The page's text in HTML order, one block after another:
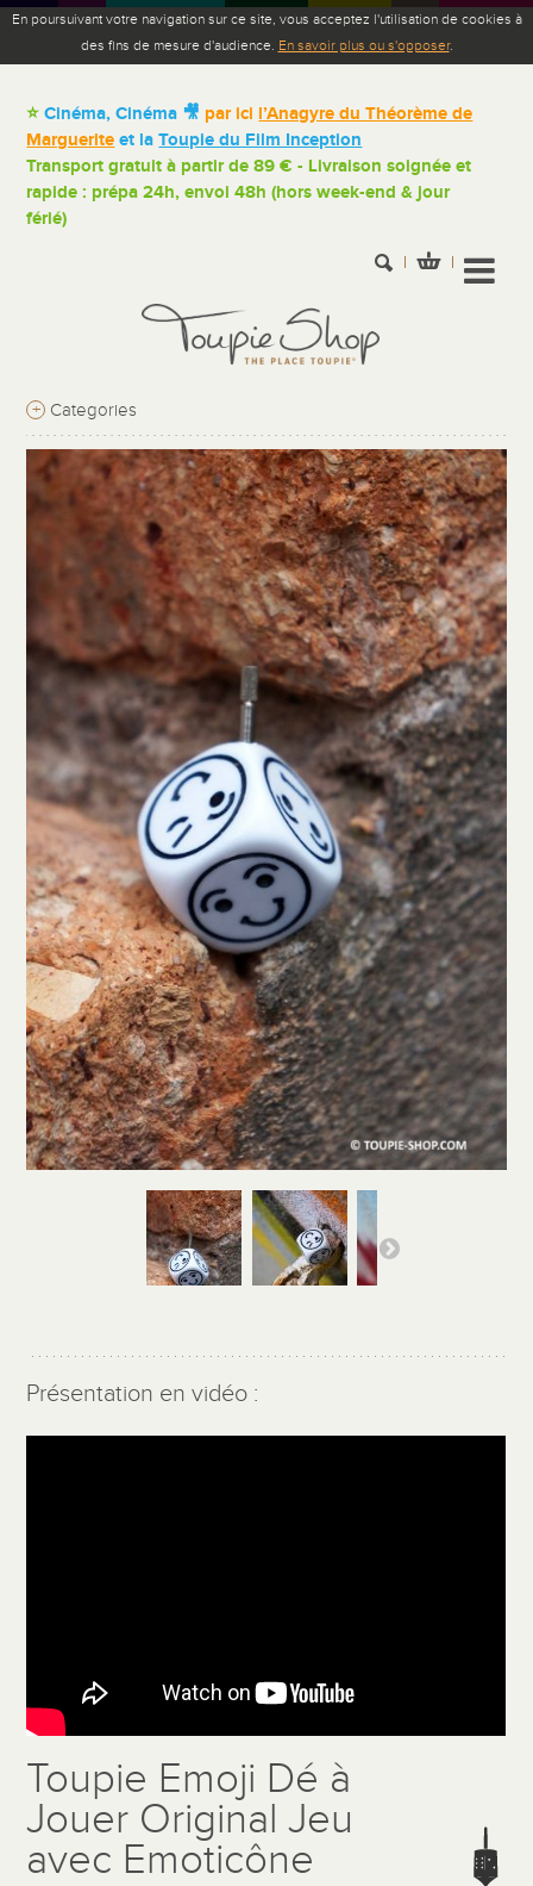
En poursuivant votre navigation sur ce site, vous acceptez l'utilisation de cookies à
des fins de mesure d'audience. En savoir plus ou s'opposer.
⭐Cinéma, Cinéma 🎥 par ici l’Anagyre du Théorème de
Marguerite et laToupie du Film Inception
Transport gratuit à partir de 89 € - Livraison soignée et
rapide : prépa 24h, envoi 48h (hors week-end & jour
férié)
+ Categories
Présentation en vidéo :
Toupie Emoji Dé à
Jouer Original Jeu
avec Emoticône